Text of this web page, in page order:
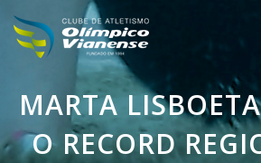
MARTA
O RECORD